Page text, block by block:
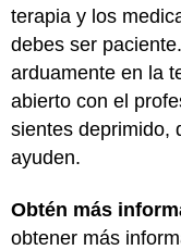
terapia y los
debes ser
arduamente en la
abierto con el
sientes deprimido,
ayuden.
Obtén más
obtener más